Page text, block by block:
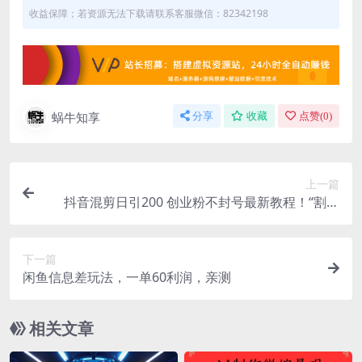
收益保障；若资源无法下载请联系客服微信：82342198
蜗牛知享 分享 收藏 点赞(0)
上一篇
抖音混剪日引200 创业粉不封号最新教程！“割韭
下一篇
闲鱼信息差玩法，一单60利润，亲测
相关文章